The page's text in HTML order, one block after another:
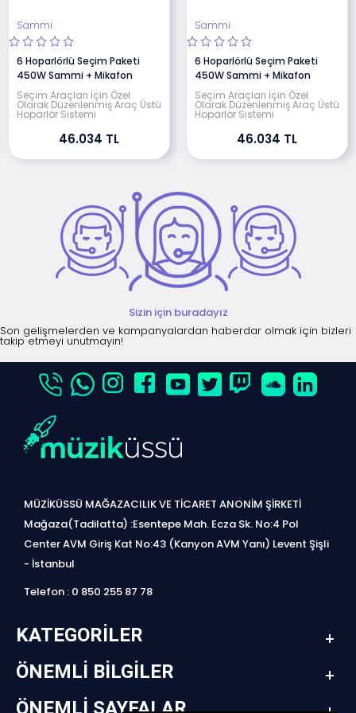
Sammi
6 Hoparlörlü Seçim Paketi
450W Sammi + Mikafon
Seçim Araçları İçin Özel
Olarak Düzenlenmiş Araç Üstü
Hoparlör Sistemi
46.034 TL
Sammi
6 Hoparlörlü Seçim Paketi
450W Sammi + Mikafon
Seçim Araçları İçin Özel
Olarak Düzenlenmiş Araç Üstü
Hoparlör Sistemi
46.034 TL
Sizin için buradayız
Son gelişmelerden ve kampanyalardan haberdar olmak için bizleri
takip etmeyi unutmayın!
MÜZİKÜSSÜ MAĞAZACILIK VE TİCARET ANONİM ŞİRKETİ
Mağaza(Tadilatta) :Esentepe Mah. Ecza Sk. No:4 Pol
Center AVM Giriş Kat No:43 (Kanyon AVM Yanı) Levent Şişli
- İstanbul
Telefon : 0 850 255 87 78
KATEGORILER
ÖNEMLI BILGILER
ÖNEMLI SAYFALAR